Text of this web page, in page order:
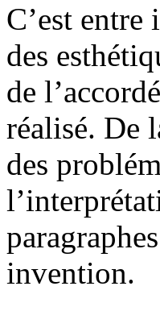
C’est
des
de
réalisé. De
des
invention.